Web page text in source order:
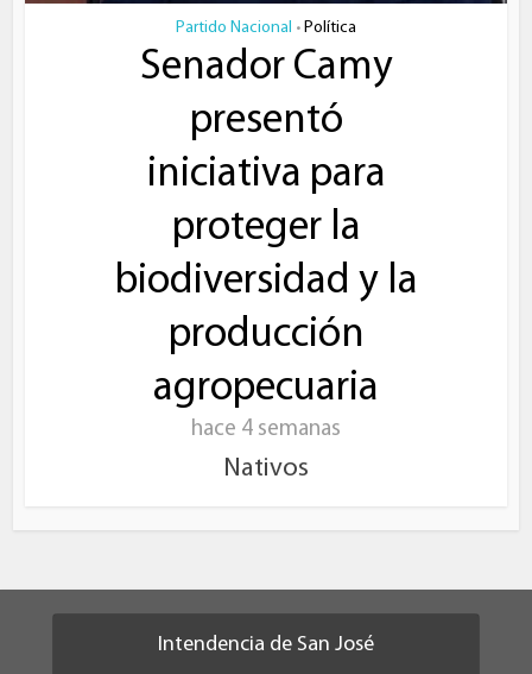
Partido Nacional • Política
Senador Camy
presentó
iniciativa para
proteger la
biodiversidad y la
producción
agropecuaria
hace 4 semanas
Nativos
Intendencia de San José